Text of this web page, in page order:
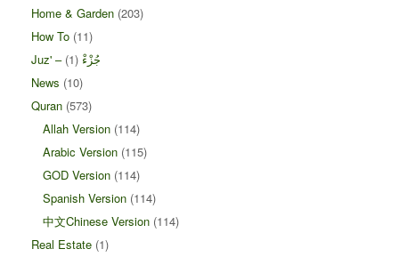
Home & Garden (203)
How To (11)
Juz' – جُزْءْ (1)
News (10)
Quran (573)
Allah Version (114)
Arabic Version (115)
GOD Version (114)
Spanish Version (114)
中文Chinese Version (114)
Real Estate (1)